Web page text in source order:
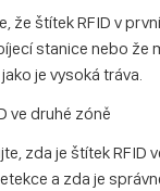
že štítek RFID v
stanice nebo že
je vysoká tráva.
ve druhé zóně
zda je štítek RFID
a zda je